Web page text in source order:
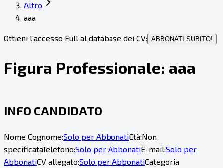
Altro
aaa
Ottieni l'accesso Full al database dei CV: ABBONATI SUBITO!
Figura Professionale: aaa
INFO CANDIDATO
Nome Cognome:Solo per AbbonatiEtà:Non
specificataTelefono:Solo per AbbonatiE-mail:Solo per
AbbonatiCV allegato:Solo per AbbonatiCategoria